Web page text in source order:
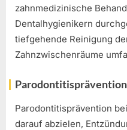
zahnmedizinische
Dentalhygienikern
tiefgehende Reinigung
Zahnzwischenräume
Parodontitisprävention
Parodontitisprävention
darauf abzielen,